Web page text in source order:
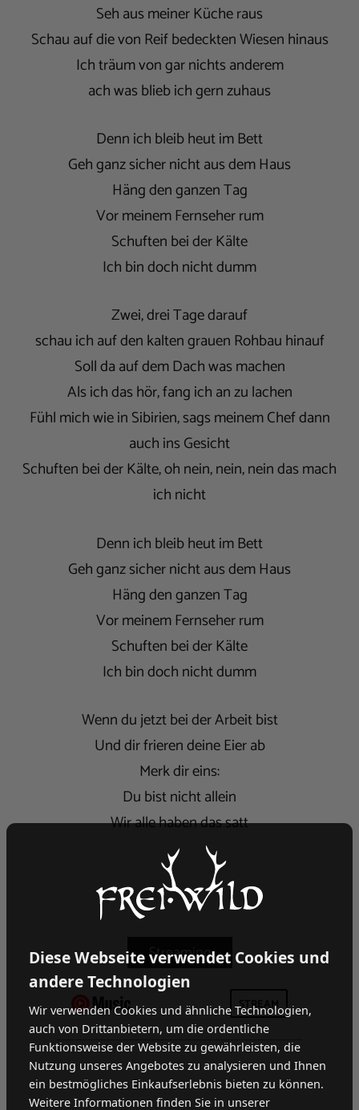
Seh aus meiner Küche raus
Schau auf die von Reif bedeckten Wiesen hinaus
Ich träum von gar nichts anderem
ach was blieb ich gern zuhaus
Denn ich bleib heut im Bett
Geh ganz sicher nicht aus dem Haus
Häng den ganzen Tag
Vor meinem Fernseher rum
Schuften bei der Kälte
Ich bin doch nicht dumm
Zwei, drei Tage darauf
schau ich auf den kalten grauen Rohbau hinauf
Soll da auf dem Dach was machen
Als ich das hör, fang ich an zu lachen
Fühl mich wie in Sibirien, sags meinem Chef dann
auch ins Gesicht
Schuften bei der Kälte, oh nein, nein, nein das mach
ich nicht
Denn ich bleib heut im Bett
Geh ganz sicher nicht aus dem Haus
Häng den ganzen Tag
Vor meinem Fernseher rum
Schuften bei der Kälte
Ich bin doch nicht dumm
Wenn du jetzt bei der Arbeit bist
Und dir frieren deine Eier ab
Merk dir eins:
Du bist nicht allein
Wir alle haben das satt
STREAM
Diese Webseite verwendet Cookies und
andere Technologien
Wir verwenden Cookies und ähnliche Technologien,
auch von Drittanbietern, um die ordentliche
Funktionsweise der Website zu gewährleisten, die
Nutzung unseres Angebotes zu analysieren und Ihnen
ein bestmögliches Einkaufserlebnis bieten zu können.
Weitere Informationen finden Sie in unserer